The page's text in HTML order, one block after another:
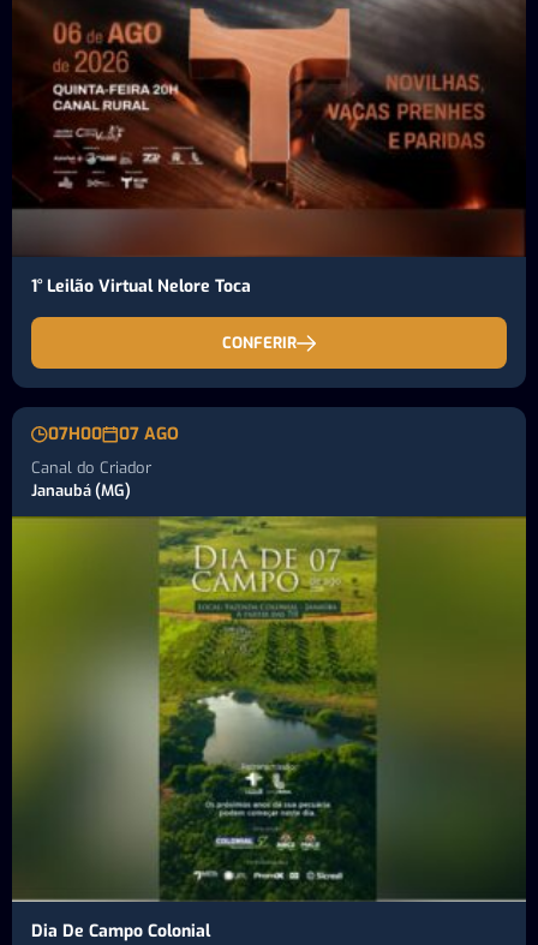
1° Leilão Virtual Nelore Toca
CONFERIR
07H00 07 AGO
Canal do Criador
Janaubá (MG)
Dia De Campo Colonial